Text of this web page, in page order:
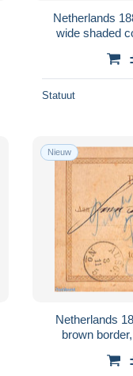
Netherlands 1881 Postcard 2.5c
wide shaded
Statuut
Nieuw
Netherlands
brown